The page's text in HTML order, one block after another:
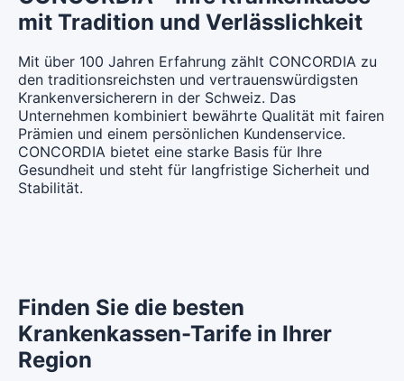
CHF 104.05
CHF 110.35
Mit Unfalldeckung:
Standard Modell:
Grundversicherung
Ohne Unfalldeckung:
CHF 109.65
Mit Unfalldeckung: CHF 116.25
Mit Unfalldeckung:
Hausarzt Modell:
MyDoc
Ohne Unfalldeckung:
CHF 101.35
Mit Unfalldeckung: CHF 107.45
Mit Unfalldeckung: CHF 108.65
Weitere Modelle Modell:
smartDoc
Ohne Unfalldeckung:
CHF 103.65
Mit Unfalldeckung: CHF 109.95
Standard Modell:
Grundversicherung
Ohne Unfalldeckung:
mit Tradition und Verlässlichkeit
Mit über 100 Jahren Erfahrung zählt CONCORDIA zu
den traditionsreichsten und vertrauenswürdigsten
Krankenversicherern in der Schweiz. Das
Unternehmen kombiniert bewährte Qualität mit fairen
Prämien und einem persönlichen Kundenservice.
CONCORDIA bietet eine starke Basis für Ihre
Gesundheit und steht für langfristige Sicherheit und
Stabilität.
Finden Sie die besten
Krankenkassen-Tarife in Ihrer
Region